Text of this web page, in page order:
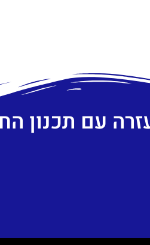
עם תכנון